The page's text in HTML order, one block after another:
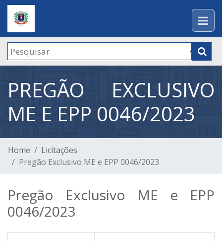
PREGÃO EXCLUSIVO
ME E EPP 0046/2023
Home
Licitações
Pregão Exclusivo ME e EPP 0046/2023
Pregão Exclusivo ME e EPP
0046/2023